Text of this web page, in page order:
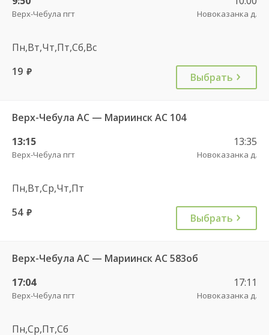
Верх-Чебула пгт Новоказанка д.
Пн,Вт,Чт,Пт,Сб,Вс
19 руб. Выбрать
Верх-Чебула АС — Мариинск АС 104
13:15
Верх-Чебула пгт
13:35
Новоказанка д.
Пн,Вт,Ср,Чт,Пт
54 руб. Выбрать
Верх-Чебула АС — Мариинск АС 583об
17:04
Верх-Чебула пгт
17:11
Новоказанка д.
Пн,Ср,Пт,Сб